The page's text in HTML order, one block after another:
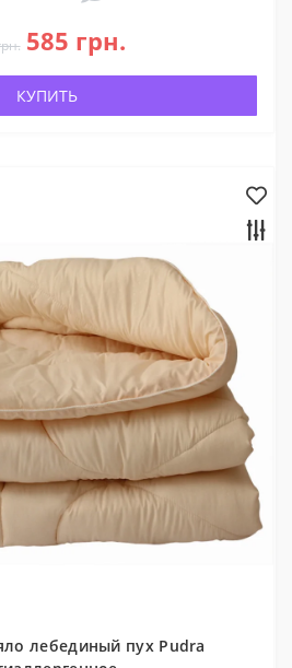
585 грн.
КУПИТЬ
лебединый пух Pudra